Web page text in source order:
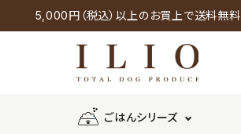
5,000円（税込）以上のお買上で送料無料
ごはんシリーズ